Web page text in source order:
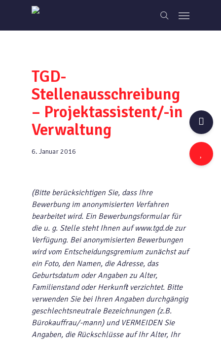
main
search
Menu
TGD-
Stellenausschreibung
– Projektassistent/-in
Verwaltung
6. Januar 2016
(Bitte berücksichtigen Sie, dass Ihre
Bewerbung im anonymisierten Verfahren
bearbeitet wird. Ein Bewerbungsformular für
die u. g. Stelle steht Ihnen auf www.tgd.de zur
Verfügung. Bei anonymisierten Bewerbungen
wird vom Entscheidungsgremium zunächst auf
ein Foto, den Namen, die Adresse, das
Geburtsdatum oder Angaben zu Alter,
Familienstand oder Herkunft verzichtet. Bitte
verwenden Sie bei Ihren Angaben durchgängig
geschlechtsneutrale Bezeichnungen (z.B.
Bürokauffrau/-mann) und VERMEIDEN Sie
Angaben, die Rückschlüsse auf Ihr Alter, Ihr